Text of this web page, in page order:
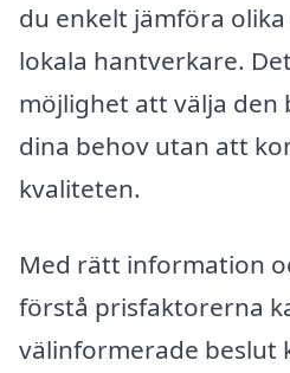
du enkelt jämföra
lokala hantverkare.
möjlighet att välja den
dina behov utan att
kvaliteten.
Med rätt information
förstå prisfaktorerna
välinformerade beslut